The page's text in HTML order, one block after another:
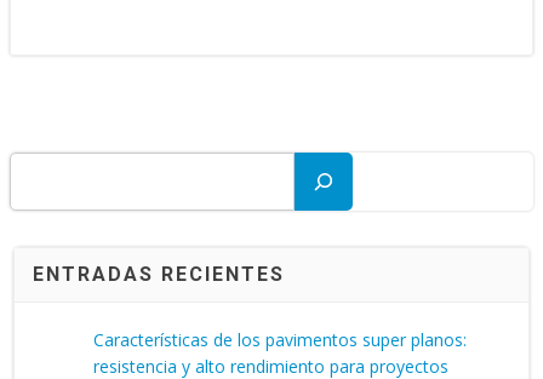
ENTRADAS RECIENTES
Características de los pavimentos super planos:
resistencia y alto rendimiento para proyectos